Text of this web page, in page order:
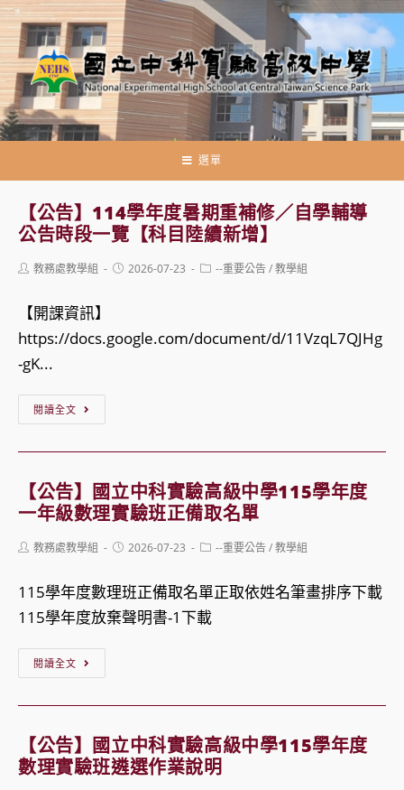
跳
轉
至
主
要
內
選單
【公告】114學年度暑期重補修／自學輔導
公告時段一覽【科目陸續新增】
Post教務處教學組
Post2026-07-23
Post--重要公告/教學組
【開課資訊】
https://docs.google.com/document/d/11VzqL7QJHg
-gK...
閱讀全文
114
學
年
暑
期
重
／
自
學
輔
【公告】國立中科實驗高級中學115學年度
一年級數理實驗班正備取名單
Post教務處教學組
Post2026-07-23
Post--重要公告/教學組
115學年度數理班正備取名單正取依姓名筆畫排序下載
115學年度放棄聲明書-1下載
閱讀全文
國
立
中
【公告】國立中科實驗高級中學115學年度
數理實驗班遴選作業說明